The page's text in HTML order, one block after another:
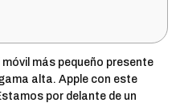
móvil más pequeño presente
alta. Apple con este
por delante de un